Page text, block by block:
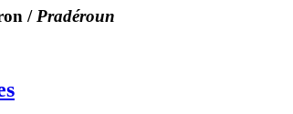
/ Pradéroun